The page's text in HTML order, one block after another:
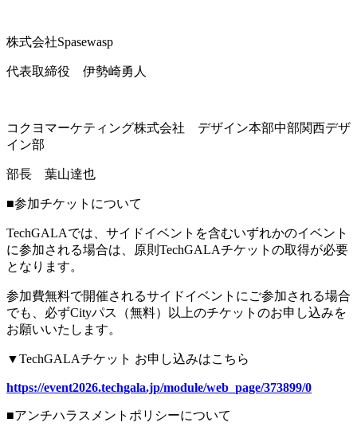
株式会社Spasewasp
代表取締役 伊勢崎勇人
コクヨマーケティング株式会社 デザイン本部中部関西デザ
イン部
部長 葉山達也
■参加チケットについて
TechGALAでは、サイドイベントを含むいずれかのイベント
に参加される場合は、原則TechGALAチケットの取得が必要
となります。
参加費無料で開催されるサイドイベントにご参加される場合
でも、必ずCityパス（無料）以上のチケットのお申し込みを
お願いいたします。
▼TechGALAチケット お申し込みはこちら
https://event2026.techgala.jp/module/web_page/373899/0
■アンチハラスメントポリシーについて